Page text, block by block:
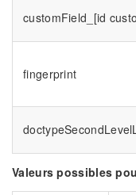
customField_[id
fingerprint
Valeurs possibles